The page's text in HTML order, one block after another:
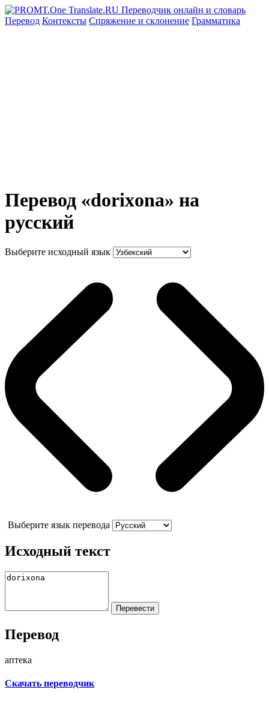
Перевод Контексты Спряжение и склонение Грамматика
Перевод «dorixona» на
русский
Выберите исходный язык
Выберите язык перевода
Исходный текст
Перевод
аптека
Скачать переводчик